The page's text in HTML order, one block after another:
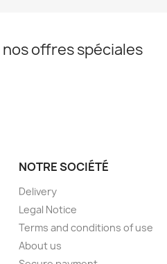
offres spéciales
NOTRE SOCIÉTÉ
Delivery
Legal Notice
Terms and conditions of use
About us